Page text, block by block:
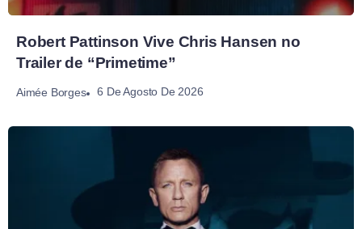
Robert Pattinson Vive Chris Hansen no
Trailer de “Primetime”
Aimée Borges 6 De Agosto De 2026